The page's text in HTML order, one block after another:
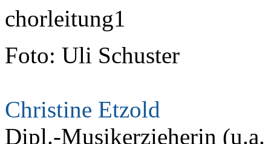
Foto: Uli Schuster
Christine Etzold
Dipl.-Musikerzieherin